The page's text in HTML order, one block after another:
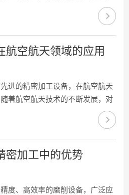
或操作不当，可能会出现各种故
量。因此，其故障诊断与维护管
诊断方法1、视觉检查：对外圆
检查，注意是否有明显的损坏或
振动分析：对震动情况进行监
。通过振动分析，可以判断是否
航空航天领域的应用
进的精密加工设备，在航空航天
着航空航天技术的不断发展，对
，它的使用成为满足这些要求的
度的加工手段，确保航空航天部
航空航天产业的发展提供强有力
航空航天领域的应用，主要包括
个零件的精度要求高，尤其是发
片等部件。它能够对这些部件的
密加工中的优势
度、高效率的磨削设备，广泛应